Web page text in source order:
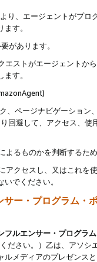
り、エージェントがプ
す。
があります。
ストがエージェントか
す。
、ページナビゲーショ
回避して、アクセス、
よるものかを判断するた
アクセスし、又はこれ
でください。
サー・プログラム・
フルエンサー・プログラム
ださい。）乙は、アソシ
メディアのプレゼンス